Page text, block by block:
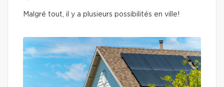
Malgré tout, il y a plusieurs possibilités en ville!